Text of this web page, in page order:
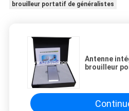
brouilleur portatif de généralistes
Antenne
brouilleur